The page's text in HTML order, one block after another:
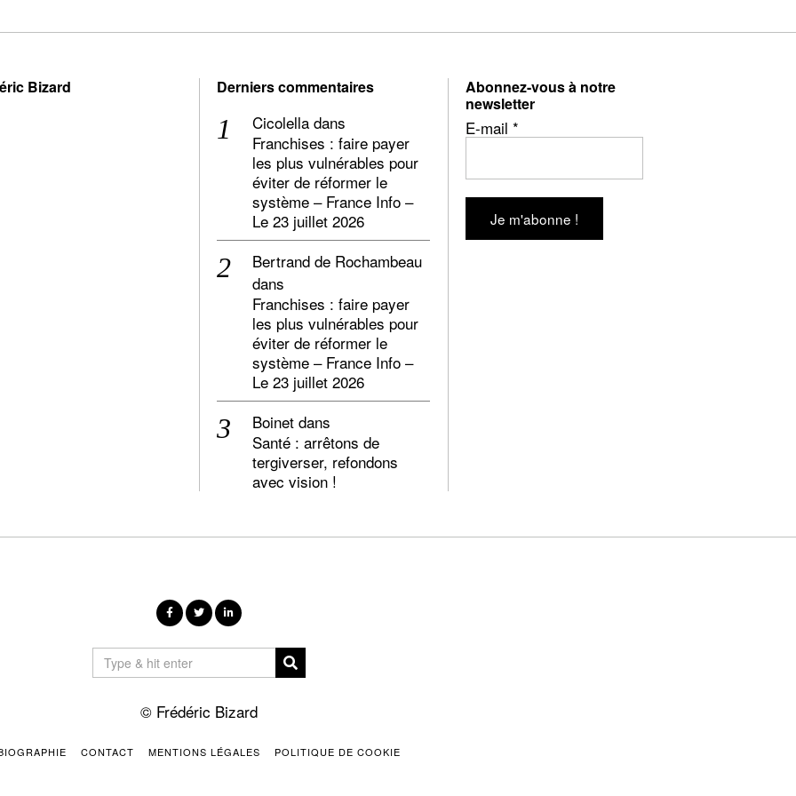
Bizard Derniers commentaires
Cicolella dans
Franchises : faire payer
les plus vulnérables pour
éviter de réformer le
système – France Info –
Le 23 juillet 2026
Bertrand de Rochambeau
dans
Franchises : faire payer
les plus vulnérables pour
éviter de réformer le
système – France Info –
Le 23 juillet 2026
Boinet dans
Santé : arrêtons de
tergiverser, refondons
avec vision !
Abonnez-vous à notre
newsletter
E-mail *
© Frédéric Bizard
CONTACT MENTIONS LÉGALES POLITIQUE DE COOKIE